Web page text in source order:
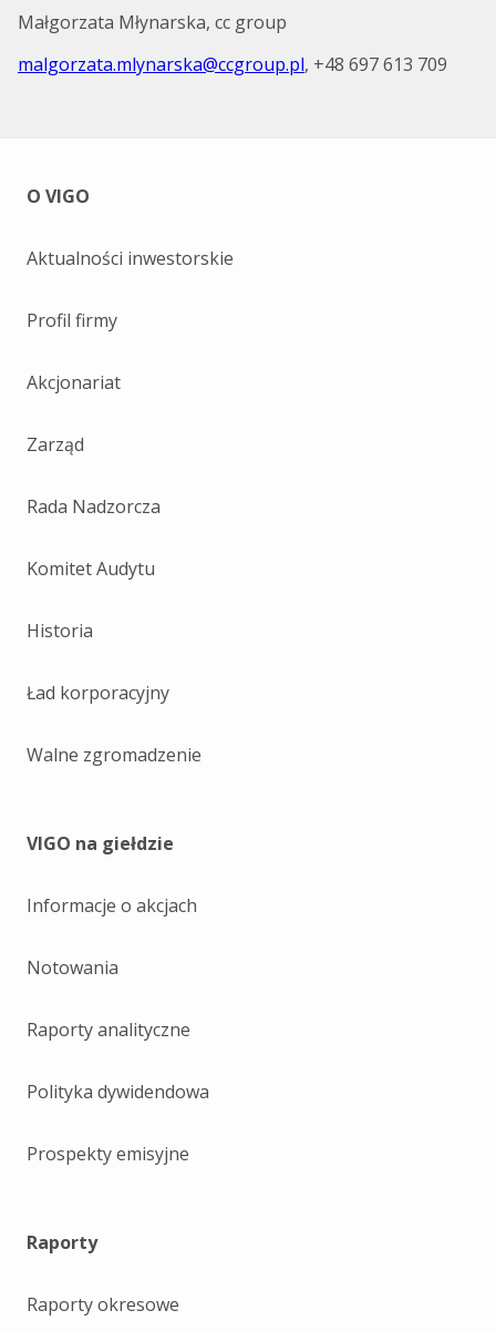
Małgorzata Młynarska, cc group
malgorzata.mlynarska@ccgroup.pl, +48 697 613 709
O VIGO
Aktualności inwestorskie
Profil firmy
Akcjonariat
Zarząd
Rada Nadzorcza
Komitet Audytu
Historia
Ład korporacyjny
Walne zgromadzenie
VIGO na giełdzie
Informacje o akcjach
Notowania
Raporty analityczne
Polityka dywidendowa
Prospekty emisyjne
Raporty
Raporty okresowe